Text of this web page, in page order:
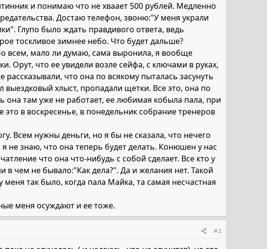
и понимаю что не хваает 500 рублей. Медленно
Достаю телефон, звоню:"У меня украли
Глупо было ждать правдивого ответа, ведь
тоскливое зимнее небо. Что будет дальше?
всем, мало ли думаю, сама выронила, я вообще
Орут, что ее увидели возле сейфа, с ключами в руках,
что она по всякому пыталась засунуть
выездковый хлыст, пропадали щетки. Все это, она по
там уже не работает, ее любимая кобыла пала, при
в воскресенье, в понедельник собрание тренеров
Всем нужны деньги, но я бы не сказала, что нечего
не знаю, что она теперь будет делать. Конюшен у нас
что она что-нибудь с собой сделает. Все кто у
в чем не бывало:"Как дела?". Да и желания нет. Такой
так было, когда пала Майка, та самая несчастная
меня осуждают и ее тоже.
#2